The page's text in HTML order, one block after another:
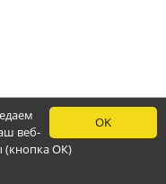
OK
веб-
(кнопка ОК)